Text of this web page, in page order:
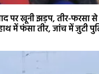
पर खूनी झड़प, तीर-फरसा
में फंसा तीर, जांच में जुटी